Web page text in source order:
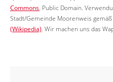
Commons, Public Domain.
Stadt/Gemeinde Moorenweis
(Wikipedia). Wir machen uns das